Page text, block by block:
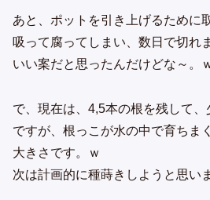
あと、ポットを引き上げるために
吸って腐ってしまい、数日で切れ
いい案だと思ったんだけどな～。
で、現在は、4,5本の根を残して
ですが、根っこが水の中で育ちま
大きさです。ｗ
次は計画的に種蒔きしようと思い